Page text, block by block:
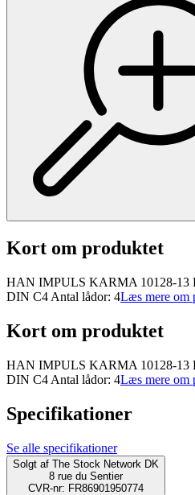
Kort om produktet
HAN IMPULS KARMA 10128-13
DIN C4 Antal lådor: 4Læs mere om
Kort om produktet
HAN IMPULS KARMA 10128-13
DIN C4 Antal lådor: 4Læs mere om
Specifikationer
Se alle specifikationer
Solgt af The Stock Network DK
8 rue du Sentier
CVR-nr: FR86901950774